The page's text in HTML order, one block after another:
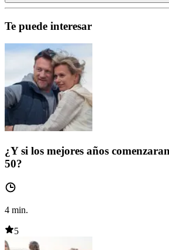
Te puede interesar
¿Y si los mejores años
50?
4 min.
5